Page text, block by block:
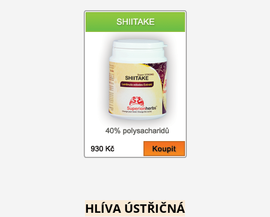
HLÍVA ÚSTŘIČNÁ